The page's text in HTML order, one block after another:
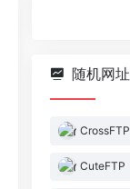
随机网址
CrossFTP
CuteFTP